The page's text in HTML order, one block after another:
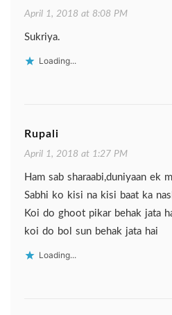
April 1, 2018 at 8:08 PM
Sukriya.
Loading...
Rupali
April 1, 2018 at 1:27 PM
Ham sab sharaabi,duniyaan ek
Sabhi ko kisi na kisi baat ka
Koi do ghoot pikar behak jata
koi do bol sun behak jata hai
Loading...